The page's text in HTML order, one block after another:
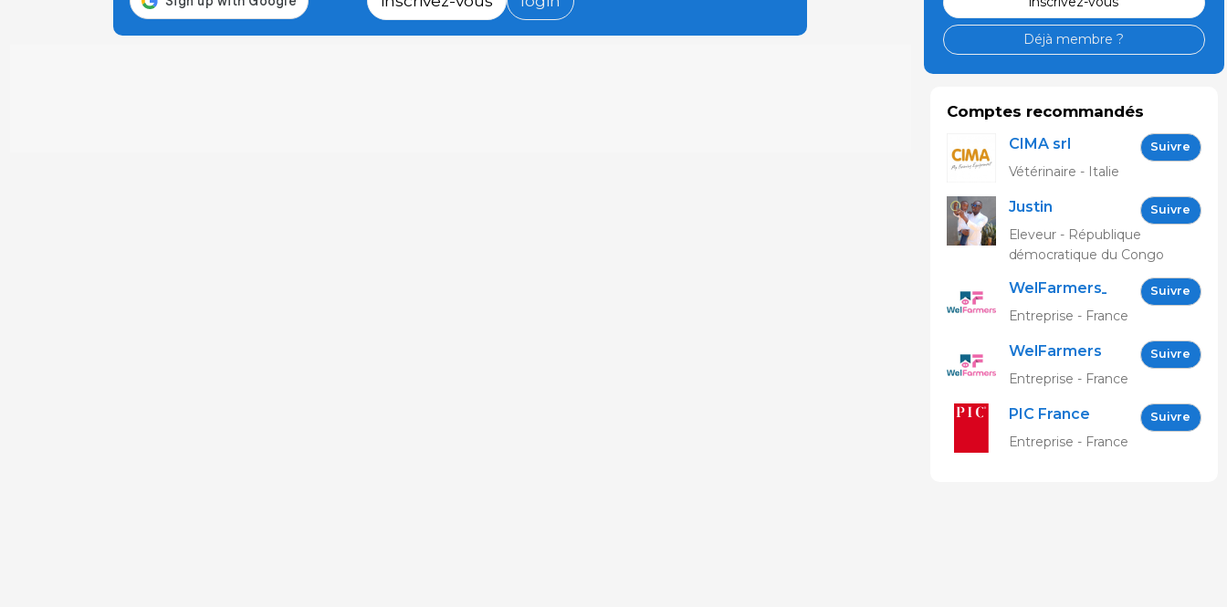
Déjà membre ?
Comptes recommandés
CIMA srl Suivre
Vétérinaire - Italie
Justin
Bakenga
Suivre
Eleveur - République
démocratique du Congo
WelFarmers_FR Suivre
Entreprise - France
WelFarmers Suivre
Entreprise - France
PIC France Suivre
Entreprise - France